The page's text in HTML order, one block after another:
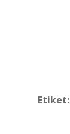
Etiket: